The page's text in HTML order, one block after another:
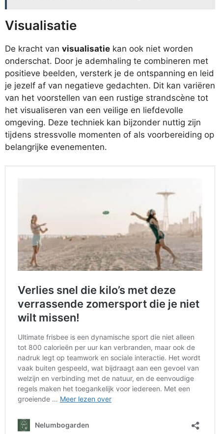
Visualisatie
De kracht van visualisatie kan ook niet worden
onderschat. Door je ademhaling te combineren met
positieve beelden, versterk je de ontspanning en leid
je jezelf af van negatieve gedachten. Dit kan variëren
van het voorstellen van een rustige strandscène tot
het visualiseren van een veilige en liefdevolle
omgeving. Deze techniek kan bijzonder nuttig zijn
tijdens stressvolle momenten of als voorbereiding op
belangrijke evenementen.